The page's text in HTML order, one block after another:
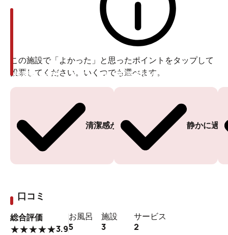
この施設で「よかった」と思ったポイントをタップして
投票してください。いくつでも選べます。
清潔感がある
投票ありがとうございます
静かに過
投票ありがとうございます
口コミ
総合評価
★★★★★3.9
お風呂
5
施設
3
サービス
2